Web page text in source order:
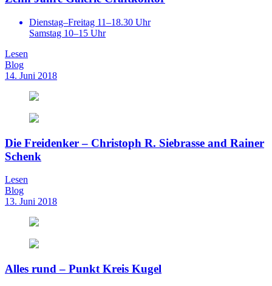
Dienstag–Freitag 11–18.30 Uhr
Samstag 10–15 Uhr
Lesen
Blog
14. Juni 2018
Die Freidenker – Christoph R. Siebrasse and Rainer
Schenk
Lesen
Blog
13. Juni 2018
Alles rund – Punkt Kreis Kugel